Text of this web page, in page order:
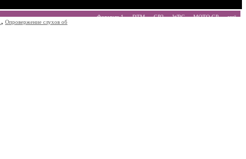
Формула 1 DTM GP2 WRC MOTO GP
ещё
, Опровержение слухов об